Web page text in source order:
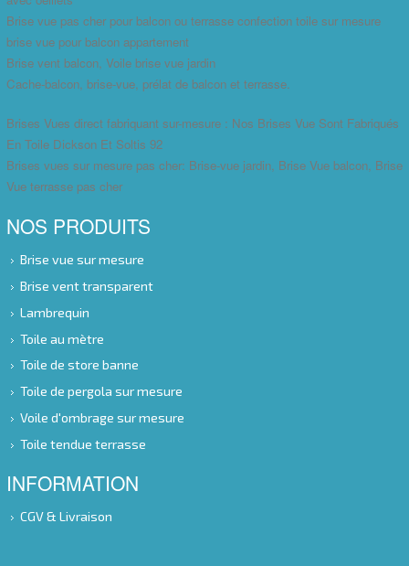
Brise vue pas cher pour balcon ou terrasse confection toile sur mesure
brise vue pour balcon appartement
Brise vent balcon, Voile brise vue jardin
Cache-balcon, brise-vue, prélat de balcon et terrasse.
Brises Vues direct fabriquant sur-mesure : Nos Brises Vue Sont Fabriqués
En Toile Dickson Et Soltis 92
Brises vues sur mesure pas cher: Brise-vue jardin, Brise Vue balcon, Brise
Vue terrasse pas cher
NOS PRODUITS
Brise vue sur mesure
Brise vent transparent
Lambrequin
Toile au mètre
Toile de store banne
Toile de pergola sur mesure
Voile d'ombrage sur mesure
Toile tendue terrasse
INFORMATION
CGV & Livraison